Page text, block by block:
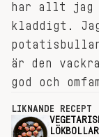
har allt jag
kladdigt.
potatisbullar
är den
god och
LIKNANDE RECEPT
LÖKBOLLAR